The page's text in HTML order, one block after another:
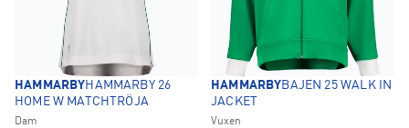
HAMMARBYHAMMARBY 26
HOME W MATCHTRÖJA
Dam
HAMMARBYBAJEN 25 WALK IN
JACKET
Vuxen